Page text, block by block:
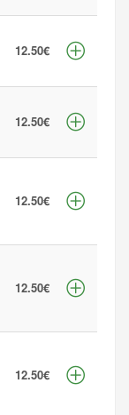
12.50€
12.50€
12.50€
12.50€
12.50€